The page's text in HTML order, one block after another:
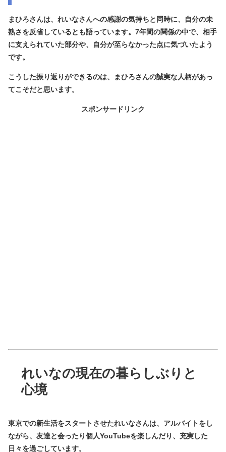
まひろさんは、れいなさんへの感謝の気持ちと同時に、
自分の未
熟さを反省しているとも語っています。7年間の関係の中で、相手
に支えられていた部分や、自分が至らなかった点に気づいたよう
です。
こうした振り返りができるのは、まひろさんの誠実な人柄があっ
てこそだと思います。
スポンサードリンク
れいなの現在の暮らしぶりと
心境
東京での新生活をスタートさせたれいなさんは、アルバイトをし
ながら、友達と会ったり個人YouTubeを楽しんだり、充実した
日々を過ごしています。